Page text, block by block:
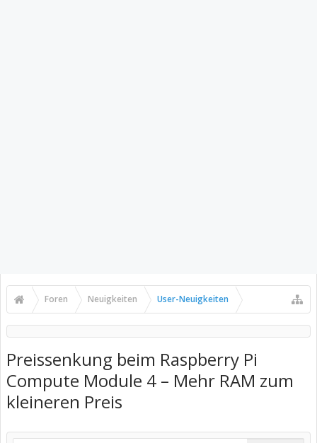
Foren Neuigkeiten User-Neuigkeiten
Preissenkung beim Raspberry Pi
Compute Module 4 – Mehr RAM zum
kleineren Preis